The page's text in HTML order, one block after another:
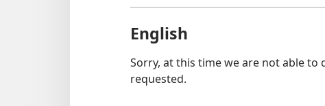
English
Sorry, at this time we are not able to
requested.